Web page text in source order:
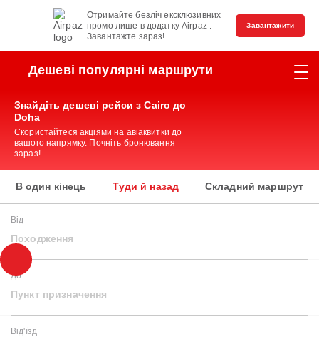
Отримайте безліч ексклюзивних
промо лише в додатку Airpaz .
Завантажте зараз!
Завантажити
Дешеві популярні маршрути
Знайдіть дешеві рейси з Cairo до
Doha
Скористайтеся акціями на авіаквитки до
вашого напрямку. Почніть бронювання
зараз!
В один кінець Туди й назад Складний маршрут
Від
Походження
До
Пункт призначення
Від'їзд